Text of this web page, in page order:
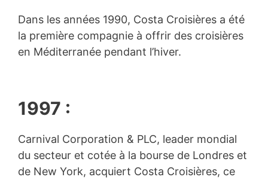
Dans les années 1990, Costa Croisières a été
la première compagnie à offrir des croisières
en Méditerranée pendant l’hiver.
1997 :
Carnival Corporation & PLC, leader mondial
du secteur et cotée à la bourse de Londres et
de New York, acquiert Costa Croisières, ce